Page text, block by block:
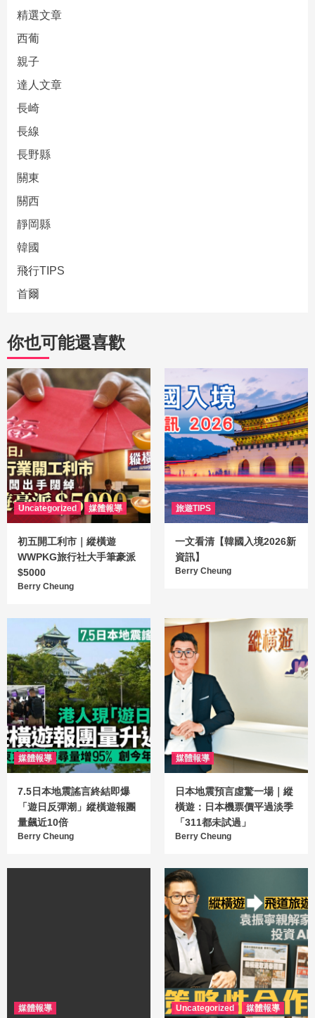
精選文章
西葡
親子
達人文章
長崎
長線
長野縣
關東
關西
靜岡縣
韓國
飛行TIPS
首爾
你也可能還喜歡
Uncategorized 媒體報導
初五開工利市｜縱橫遊
WWPKG旅行社大手筆豪派
$5000
Berry Cheung
旅遊TIPS
一文看清【韓國入境2026新
資訊】
Berry Cheung
媒體報導
7.5日本地震謠言終結即爆
「遊日反彈潮」縱橫遊報團
量飆近10倍
Berry Cheung
媒體報導
日本地震預言虛驚一場｜縱
橫遊：日本機票價平過淡季
「311都未試過」
Berry Cheung
媒體報導 Uncategorized 媒體報導